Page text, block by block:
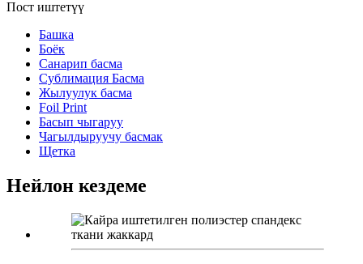
Пост иштетүү
Башка
Боёк
Санарип басма
Сублимация Басма
Жылуулук басма
Foil Print
Басып чыгаруу
Чагылдыруучу басмак
Щетка
Нейлон кездеме